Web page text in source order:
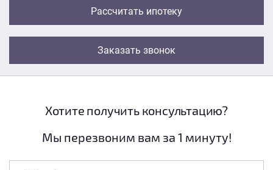
Рассчитать ипотеку
Заказать звонок
Хотите получить консультацию?
Мы перезвоним вам за 1 минуту!